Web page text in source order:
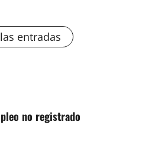
entradas
no registrado